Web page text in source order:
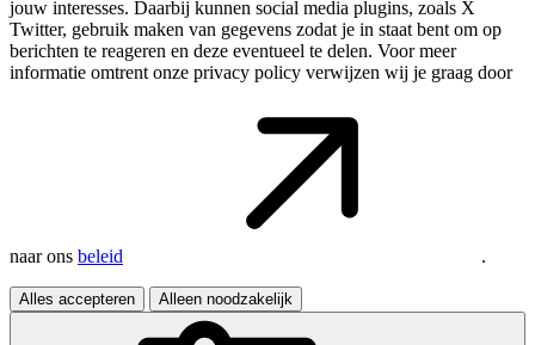
jouw interesses. Daarbij kunnen social media plugins, zoals X
Twitter, gebruik maken van gegevens zodat je in staat bent om op
berichten te reageren en deze eventueel te delen. Voor meer
informatie omtrent onze privacy policy verwijzen wij je graag door
naar ons beleid .
Alles accepteren Alleen noodzakelijk